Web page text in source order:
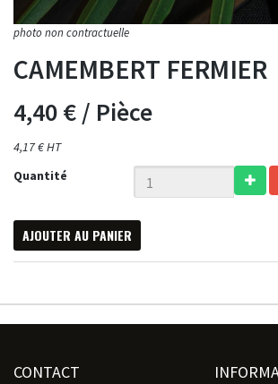
CAMEMBERT FERMIER
4,40 €/ Pièce
4,17 € HT
Quantité
AJOUTER AU PANIER
CONTACT